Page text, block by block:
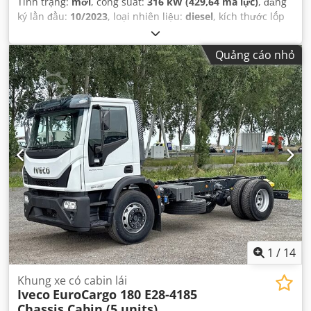
ký lần đầu: 10/2023, loại nhiên liệu: diesel, kích thước lốp
6x4
nhiên liệu:diesel, dung tích bình nhiên liệu:290 l, màu
sắc:trắng, cabin lái:ca-bin ban ngày, loại truyền động
bánh răng:tự động, hạng mục khí thải:Euro 3, hệ thống
treo:thép, tổng chiều dài:8.340 mm, tổng chiều rộng:
2.500 mm, tổng chiều cao:3.140 mm, Năm sản xuất:2023,
Thiết bị:điều hòa không khí,
Quảng cáo nhỏ
1 / 14
Khung xe có cabin lái
Iveco EuroCargo 180 E28-4185